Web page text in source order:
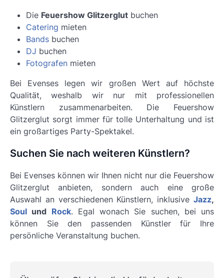
Die Feuershow Glitzerglut buchen
Catering mieten
Bands buchen
DJ buchen
Fotografen mieten
Bei Evenses legen wir großen Wert auf höchste
Qualität, weshalb wir nur mit professionellen
Künstlern zusammenarbeiten. Die Feuershow
Glitzerglut sorgt immer für tolle Unterhaltung und ist
ein großartiges Party-Spektakel.
Suchen Sie nach weiteren Künstlern?
Bei Evenses können wir Ihnen nicht nur die Feuershow
Glitzerglut anbieten, sondern auch eine große
Auswahl an verschiedenen Künstlern, inklusive Jazz,
Soul und Rock. Egal wonach Sie suchen, bei uns
können Sie den passenden Künstler für Ihre
persönliche Veranstaltung buchen.